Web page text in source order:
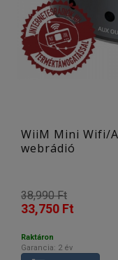
WiiM Mini Wifi/
webrádió
38,990 Ft
33,750 Ft
Raktáron
Garancia: 2 év